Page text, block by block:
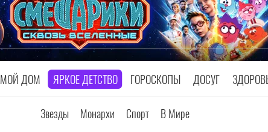
МОЙ ДОМ ЯРКОЕ ДЕТСТВО ГОРОСКОПЫ ДОСУГ
Звезды Монархи Спорт В Мире